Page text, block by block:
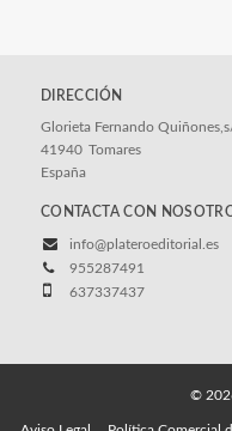
DIRECCIÓN
Glorieta Fernando
41940 Tomares
España
CONTACTA CON
info@plateroeditorial.es
955287491
637337437
©